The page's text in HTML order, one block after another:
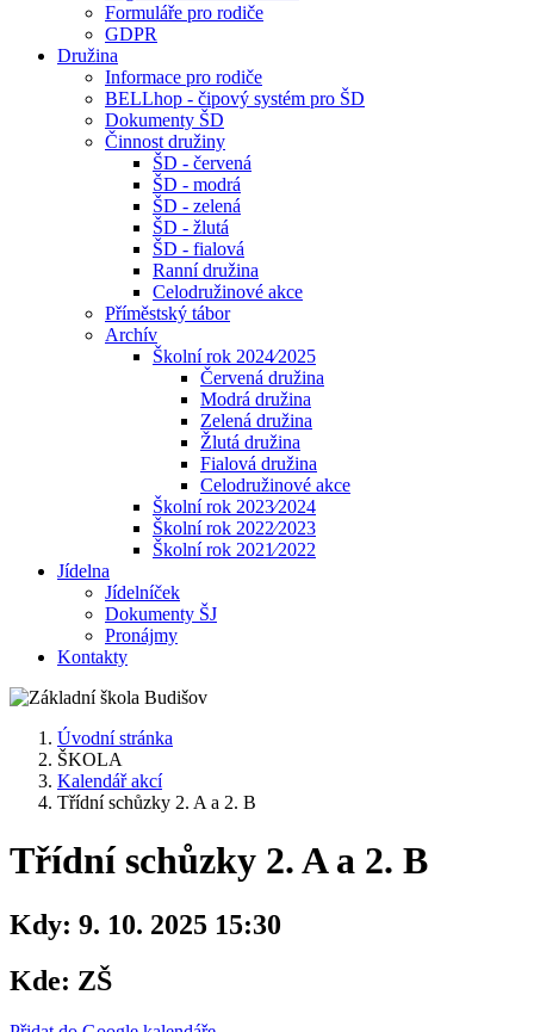
Formuláře pro rodiče
GDPR
Družina
Informace pro rodiče
BELLhop - čipový systém pro ŠD
Dokumenty ŠD
Činnost družiny
ŠD - červená
ŠD - modrá
ŠD - zelená
ŠD - žlutá
ŠD - fialová
Ranní družina
Celodružinové akce
Příměstský tábor
Archív
Školní rok 2024⁄2025
Červená družina
Modrá družina
Zelená družina
Žlutá družina
Fialová družina
Celodružinové akce
Školní rok 2023⁄2024
Školní rok 2022⁄2023
Školní rok 2021⁄2022
Jídelna
Jídelníček
Dokumenty ŠJ
Pronájmy
Kontakty
Úvodní stránka
ŠKOLA
Kalendář akcí
Třídní schůzky 2. A a 2. B
Třídní schůzky 2. A a 2. B
Kdy: 9. 10. 2025 15:30
Kde: ZŠ